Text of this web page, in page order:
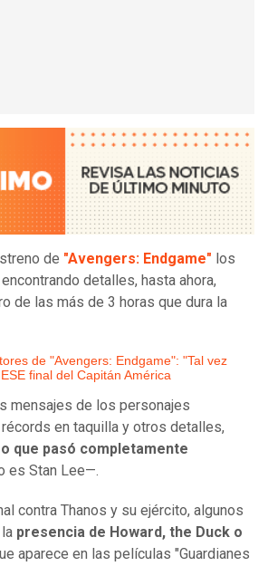
de "Avengers: Endgame" los
detalles, hasta ahora,
de las más de 3 horas que dura la
de "Avengers: Endgame": "Tal vez
final del Capitán América
mensajes de los personajes
en taquilla y otros detalles,
que pasó completamente
es Stan Lee—.
contra Thanos y su ejército, algunos
presencia de Howard, the Duck o
aparece en las películas "Guardianes